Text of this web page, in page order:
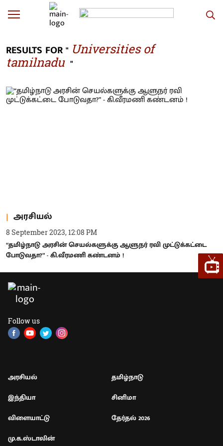
RESULTS FOR " Universities of
tamilnadu "
அரசியல்
8 September 2023, 12:08 PM
“தமிழ்நாடு அரசின் செயல்களுக்கு ஆளுநர் ரவி முட்டுக்கட்டை
போடுவதா?” - கி.வீரமணி கண்டனம் !
Follow us
அரசியல்
தமிழ்நாடு
இந்தியா
சினிமா
விளையாட்டு
தேர்தல் 2026
மு.க.ஸ்டாலின்